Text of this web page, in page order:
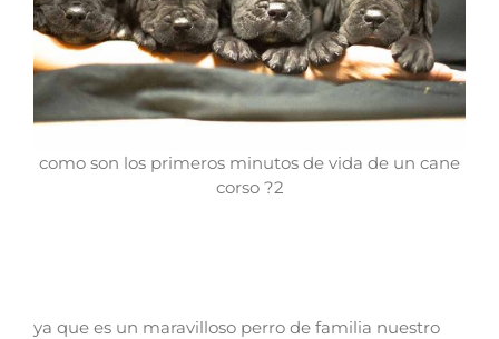
como son los primeros minutos de vida de un cane
corso ?2
ya que es un maravilloso perro de familia nuestro